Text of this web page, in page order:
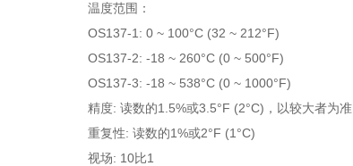
温度范围：
OS137-1: 0 ~ 100°C (32 ~ 212°F)
OS137-2: -18 ~ 260°C (0 ~ 500°F)
OS137-3: -18 ~ 538°C (0 ~ 1000°F)
精度: 读数的1.5%或3.5°F (2°C)，以较大者为准
重复性: 读数的1%或2°F (1°C)
视场: 10比1